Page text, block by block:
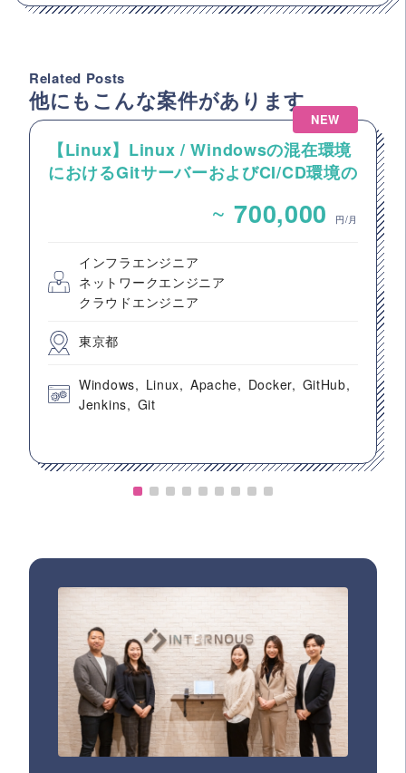
Related Posts
他にもこんな案件があります
NEW
【Linux】Linux / Windowsの混在環境
におけるGitサーバーおよびCI/CD環境の
~ 700,000 円/月
インフラエンジニア
ネットワークエンジニア
クラウドエンジニア
東京都
Windows Linux Apache Docker
GitHub
Jenkins
Git